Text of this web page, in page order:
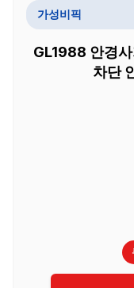
가성비픽
GL1988 안경
차단